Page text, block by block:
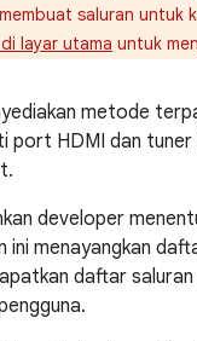
saluran untuk
layar utama untuk
metode
port HDMI dan
developer
ini menayangkan
daftar